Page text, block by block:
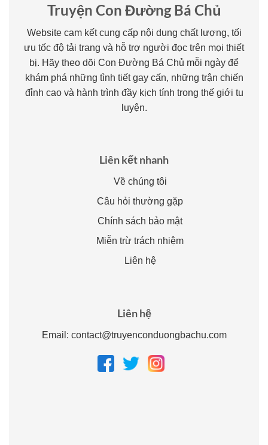
Truyện Con Đường Bá Chủ
Website cam kết cung cấp nội dung chất lượng, tối
ưu tốc độ tải trang và hỗ trợ người đọc trên mọi thiết
bị. Hãy theo dõi Con Đường Bá Chủ mỗi ngày để
khám phá những tình tiết gay cấn, những trận chiến
đỉnh cao và hành trình đầy kịch tính trong thế giới tu
luyện.
Liên kết nhanh
Về chúng tôi
Câu hỏi thường gặp
Chính sách bảo mật
Miễn trừ trách nhiệm
Liên hệ
Liên hệ
Email: contact@truyenconduongbachu.com